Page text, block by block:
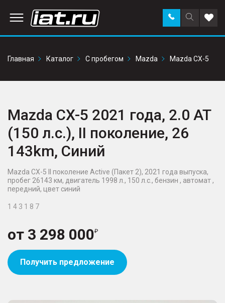
Поиск
по
Заказать
звонок в
Главная
Каталог С пробегом Mazda Mazda CX-5
Mazda CX-5 2021 года, 2.0 AT
(150 л.с.), II поколение, 26
143km, Синий
Mazda CX-5 II поколение Active (Пакет 2), 2021 года выпуска,
пробег 26143 км, двигатель 1998 л., 150 л.с., бензин , автомат ,
передний, цвет синий
1 4 3 1 8 7
от 3 298 000
Получить предложение